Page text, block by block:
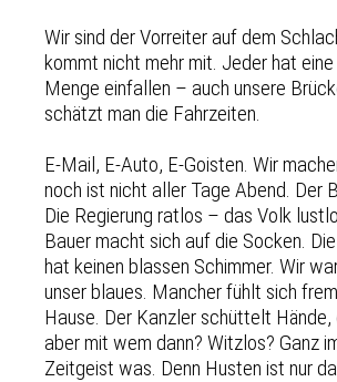
Wir sind der Vorreiter auf dem
kommt nicht mehr mit. Jeder hat
Menge einfallen – auch unsere
schätzt man die Fahrzeiten.
E-Mail, E-Auto, E-Goisten. Wir
noch ist nicht aller Tage Abend. Der
Die Regierung ratlos – das Volk
Bauer macht sich auf die Socken.
hat keinen blassen Schimmer. Wir
unser blaues. Mancher fühlt sich
Hause. Der Kanzler schüttelt
aber mit wem dann? Witzlos? Ganz
Zeitgeist was. Denn Husten ist nur